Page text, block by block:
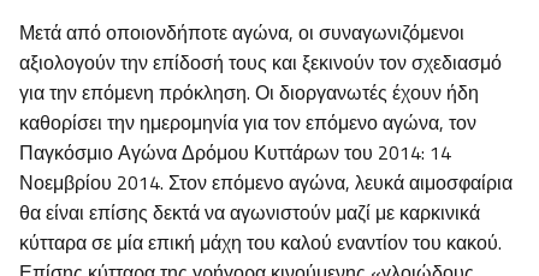
Μετά από οποιονδήποτε αγώνα, οι συναγωνιζόμενοι
αξιολογούν την επίδοσή τους και ξεκινούν τον σχεδιασμό
για την επόμενη πρόκληση. Οι διοργανωτές έχουν ήδη
καθορίσει την ημερομηνία για τον επόμενο αγώνα, τον
Παγκόσμιο Αγώνα Δρόμου Κυττάρων του 2014: 14
Νοεμβρίου 2014. Στον επόμενο αγώνα, λευκά αιμοσφαίρια
θα είναι επίσης δεκτά να αγωνιστούν μαζί με καρκινικά
κύτταρα σε μία επική μάχη του καλού εναντίον του κακού.